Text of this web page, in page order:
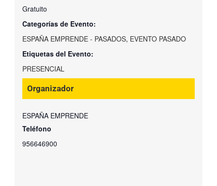
Gratuito
Categorías de Evento:
ESPAÑA EMPRENDE - PASADOS, EVENTO PASADO
Etiquetas del Evento:
PRESENCIAL
Organizador
ESPAÑA EMPRENDE
Teléfono
956646900